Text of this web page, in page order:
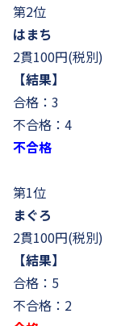
第2位
はまち
2貫100円(税別)
【結果】
合格：3
不合格：4
不合格
第1位
まぐろ
2貫100円(税別)
【結果】
合格：5
不合格：2